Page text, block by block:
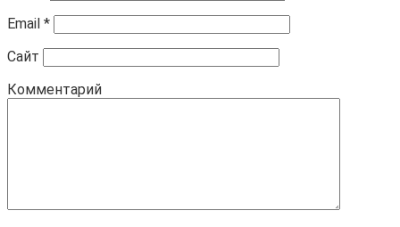
Email *
Сайт
Комментарий